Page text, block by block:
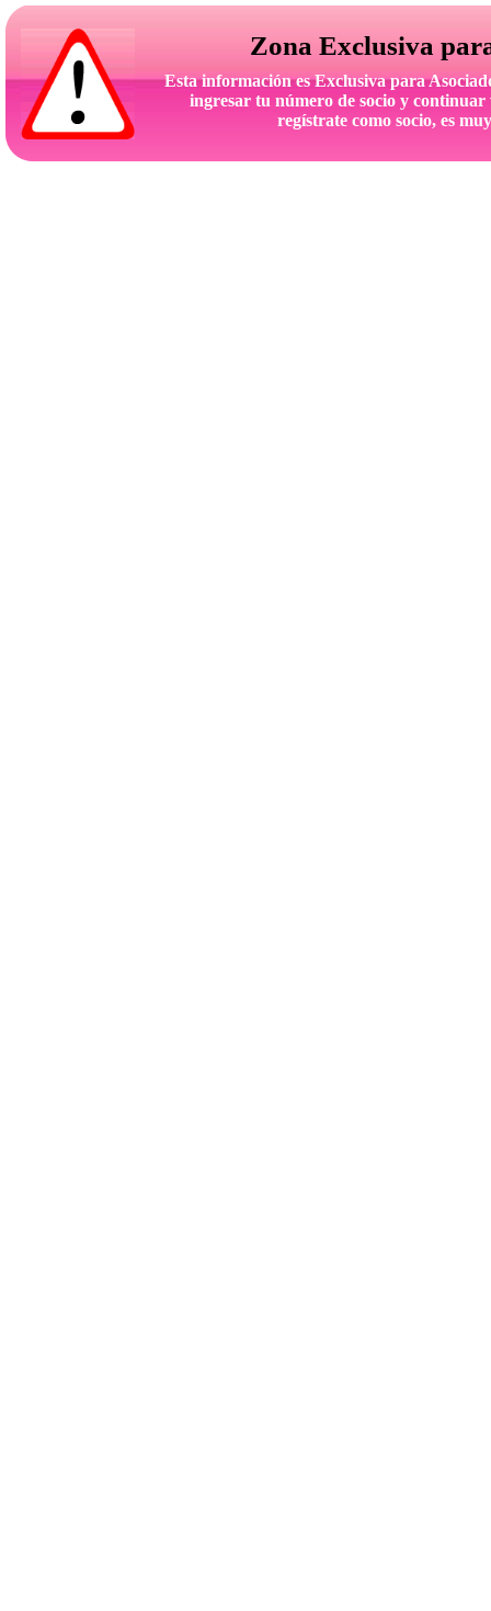
Esta información es Exclusiva para
ingresar tu número de socio y
regístrate como socio, es
Zona Exclusiva